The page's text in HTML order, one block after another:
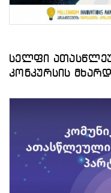
სელფი
კონკურსის